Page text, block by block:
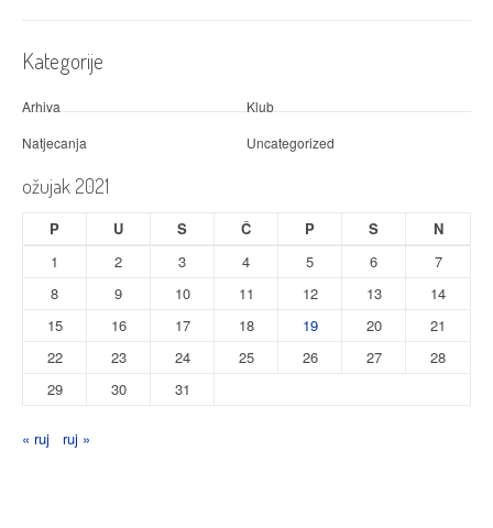
Kategorije
Arhiva
Klub
Natjecanja
Uncategorized
ožujak 2021
P U S Č P S
N
1
2 3 4 5 6
7
8
9 10 11 12 13
14
15
16 17 18 19 20
21
22
23 24 25 26 27
28
29
30 31
« ruj ruj »